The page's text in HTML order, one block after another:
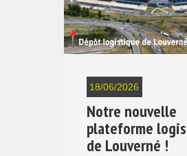
18/06/2026
Notre nouvelle
plateforme
de Louverné !